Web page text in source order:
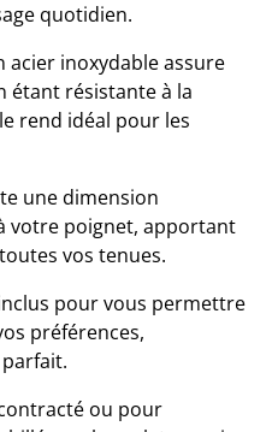
quotidien.
acier inoxydable assure
étant résistante à la
rend idéal pour les
une dimension
votre poignet, apportant
vos tenues.
pour vous permettre
préférences,
ou pour